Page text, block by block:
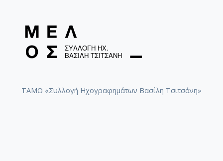
ΤΑΜΟ «Συλλογή Ηχογραφημάτων Βασίλη Τσιτσάνη»